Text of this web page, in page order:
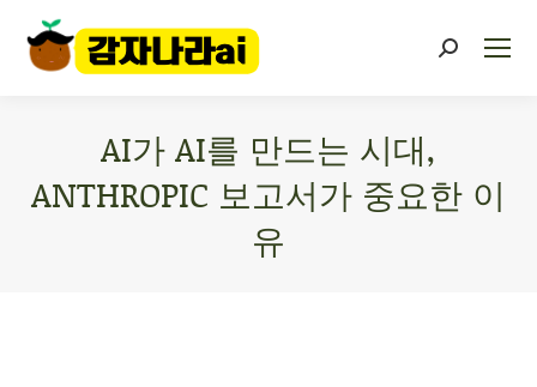
AI가 AI를 만드는 시대,
ANTHROPIC 보고서가 중요한 이
유